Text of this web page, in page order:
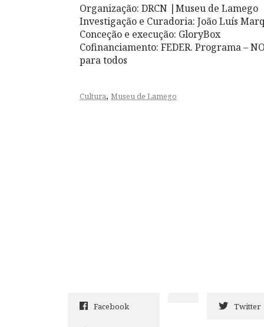
Organização: DRCN |Museu de Lamego
Investigação e Curadoria: João Luís
Conceção e execução: GloryBox
Cofinanciamento: FEDER. Programa –
para todos
Cultura, Museu de Lamego
Facebook Twitter